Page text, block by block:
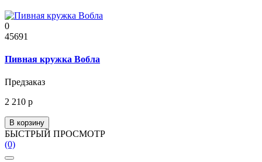
0
45691
Пивная кружка Вобла
Предзаказ
2 210 р
В корзину
БЫСТРЫЙ ПРОСМОТР
(0)